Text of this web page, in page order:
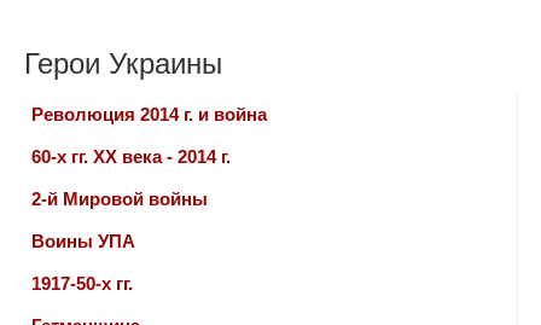
Герои Украины
Революция 2014 г. и война
60-х гг. ХХ века - 2014 г.
2-й Мировой войны
Воины УПА
1917-50-х гг.